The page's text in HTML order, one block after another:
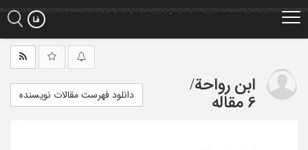
Skip
ابن رواحة/
6 مقاله
دانلود فهرست مقالات نویسنده